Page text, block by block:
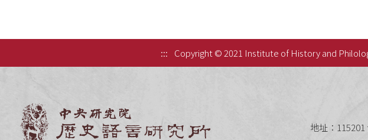
::: Copyright © 2021 Institute of History and
地址：